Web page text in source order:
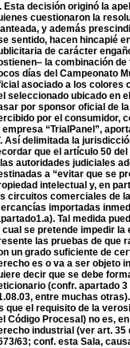
Esta decisión originó la
cuestionaron la
y además
sentido, hacen hincapié
de carácter
la combinación
días del Campeonato
asociado a los colores
seleccionado ubicado en
por sponsor oficial de
por el consumidor,
empresa “TrialPanel”,
Así delimitada la
que el artículo 50 del
autoridades judiciales
a “evitar que se
intelectual y, en
circuitos comerciales de
importadas
Tal medida
cual se pretende impedir
las pruebas de que
un grado suficiente de
es o va a ser objeto
decir que se debe
(confr. apartado 3
entre muchas otras).
que el requisito de la
Código Procesal) no es,
industrial (ver art. 35
63; conf. esta Sala,